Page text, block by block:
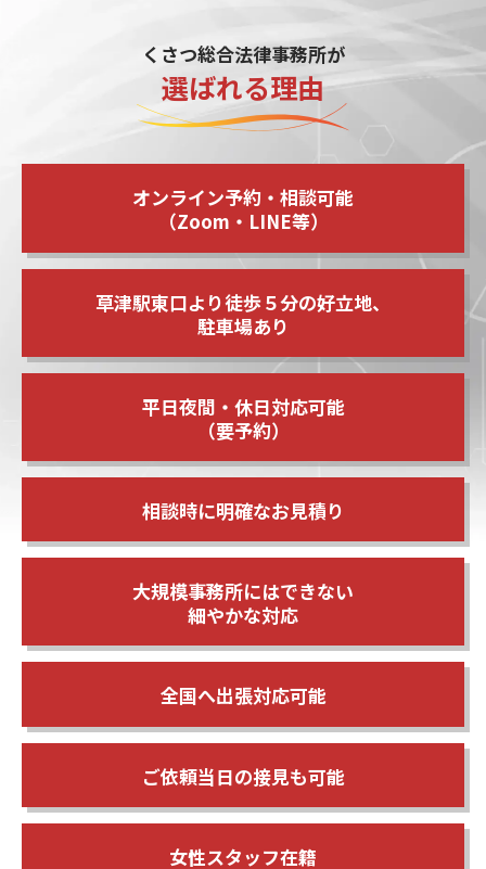
くさつ総合法律事務所が
選ばれる理由
オンライン予約・相談可能
（Zoom・LINE等）
草津駅東口より徒歩５分の好立地、
駐車場あり
平日夜間・休日対応可能
（要予約）
相談時に明確なお見積り
大規模事務所にはできない
細やかな対応
全国へ出張対応可能
ご依頼当日の接見も可能
女性スタッフ在籍